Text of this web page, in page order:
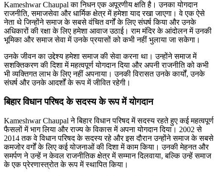
Kameshwar Chaupal का निधन एक अपूरणीय क्षति है। उनका योगदान
राजनीति, समाजसेवा और धार्मिक क्षेत्र में हमेशा याद रखा जाएगा। वे एक ऐसे
नेता थे जिन्होंने समाज के सबसे वंचित वर्गों के लिए संघर्ष किया और उनके
अधिकारों की रक्षा के लिए हमेशा आवाज उठाई। राम मंदिर के आंदोलन में उनकी
भूमिका और समाज सेवा में उनके प्रयासों को कभी नहीं भुलाया जा सकेगा।
उनके जीवन का उद्देश्य हमेशा समाज की सेवा करना था। उन्होंने समाज में
सशक्तिकरण की दिशा में महत्वपूर्ण योगदान दिया और अपनी राजनीति को कभी
भी व्यक्तिगत लाभ के लिए नहीं अपनाया। उनकी विरासत उनके कार्यों, उनके
संघर्ष और उनके आदर्शों के रूप में जीवित रहेगी।
बिहार विधान परिषद के सदस्य के रूप में योगदान
Kameshwar Chaupal ने बिहार विधान परिषद में सदस्य रहते हुए कई महत्वपूर्ण
फैसलों में भाग लिया और राज्य के विकास में अपना योगदान दिया। 2002 से
2014 तक वे विधान परिषद के सदस्य रहे और इस दौरान उन्होंने समाज के सबसे
कमजोर वर्गों के लिए कई योजनाओं की दिशा में काम किया। उनकी मेहनत और
समर्पण ने उन्हें न केवल राजनीतिक क्षेत्र में सम्मान दिलवाया, बल्कि उन्हें समाज
के एक प्रेरणास्त्रोत के रूप में स्थापित किया।